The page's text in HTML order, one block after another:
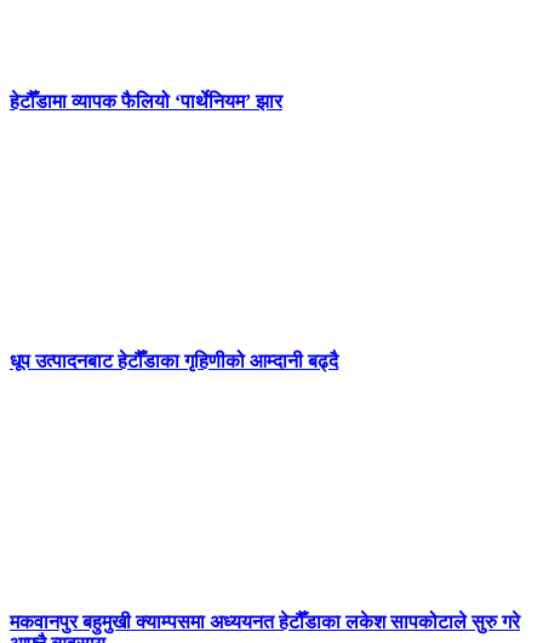
हेटौँडामा व्यापक फैलियो ‘पार्थेनियम’ झार
धूप उत्पादनबाट हेटौँडाका गृहिणीको आम्दानी बढ्दै
मकवानपुर बहुमुखी क्याम्पसमा अध्ययनत हेटौँडाका लकेश सापकोटाले सुरु गरे